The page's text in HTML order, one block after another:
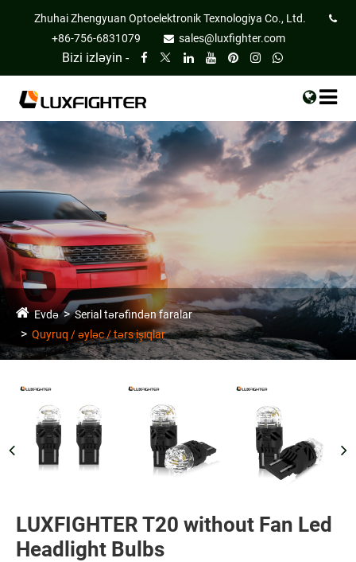
Zhuhai Zhengyuan Optoelektronik Texnologiya Co., Ltd.
+86-756-6831079
sales@luxfighter.com
Bizi izləyin -
Evdə
Serial tərəfindən faralar
Quyruq / əyləc / tərs işıqlar
LUXFIGHTER T20 without Fan Led
Headlight Bulbs